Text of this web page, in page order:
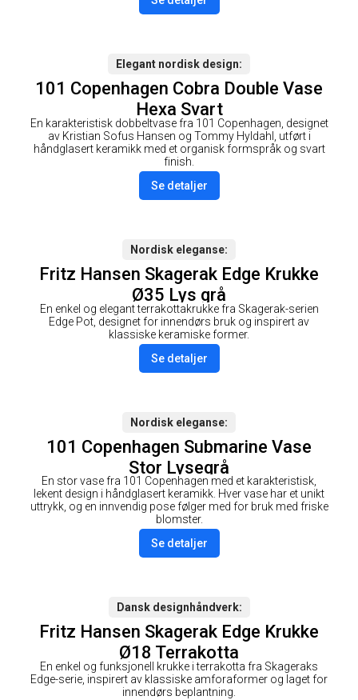
Elegant nordisk design
101 Copenhagen Cobra Double Vase
Hexa Svart
En karakteristisk dobbeltvase fra 101 Copenhagen, designet
av Kristian Sofus Hansen og Tommy Hyldahl, utført i
håndglasert keramikk med et organisk formspråk og svart
finish.
Se detaljer
Nordisk eleganse
Fritz Hansen Skagerak Edge Krukke
Ø35 Lys grå
En enkel og elegant terrakottakrukke fra Skagerak-serien
Edge Pot, designet for innendørs bruk og inspirert av
klassiske keramiske former.
Se detaljer
Nordisk eleganse
101 Copenhagen Submarine Vase
Stor Lysegrå
En stor vase fra 101 Copenhagen med et karakteristisk,
lekent design i håndglasert keramikk. Hver vase har et unikt
uttrykk, og en innvendig pose følger med for bruk med friske
blomster.
Se detaljer
Dansk designhåndverk
Fritz Hansen Skagerak Edge Krukke
Ø18 Terrakotta
En enkel og funksjonell krukke i terrakotta fra Skageraks
Edge-serie, inspirert av klassiske amforaformer og laget for
innendørs beplantning.